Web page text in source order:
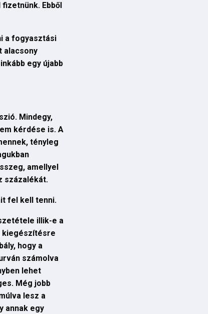
Ebből
a fogyasztási
alacsony
egy újabb
Mindegy,
kérdése is. A
tényleg
amellyel
százalékát.
fel kell tenni.
illik-e a
kiegészítésre
hogy a
számolva
lehet
Még jobb
lesz a
annak egy